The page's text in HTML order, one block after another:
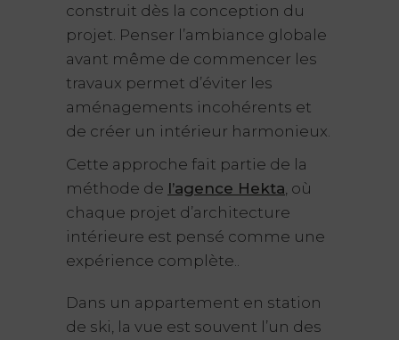
construit dès la conception du
projet. Penser l’ambiance globale
avant même de commencer les
travaux permet d’éviter les
aménagements incohérents et
de créer un intérieur harmonieux.
Cette approche fait partie de la
méthode de l’agence Hekta , où
chaque projet d’architecture
intérieure est pensé comme une
expérience complète..
Dans un appartement en station
de ski, la vue est souvent l’un des